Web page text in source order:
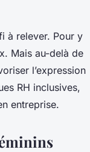
à relever. Pour y
Mais au-delà de
l’expression
RH inclusives,
entreprise.